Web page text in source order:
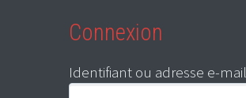
Connexion
Identifiant ou adresse e-mail